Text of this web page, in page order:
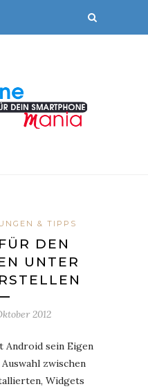
& TIPPS
DEN
UNTER
2012
Android sein Eigen
zwischen
Widgets